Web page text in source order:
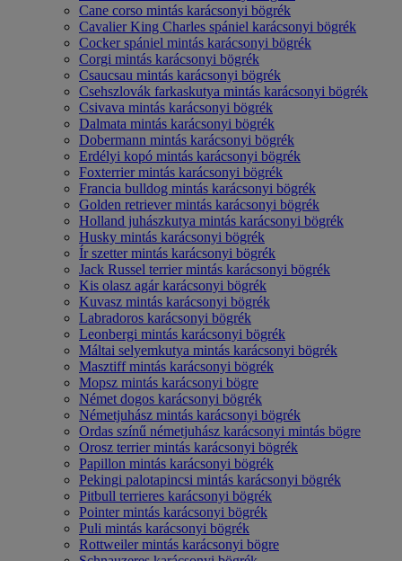
Cane corso mintás karácsonyi bögrék
Cavalier King Charles spániel karácsonyi bögrék
Cocker spániel mintás karácsonyi bögrék
Corgi mintás karácsonyi bögrék
Csaucsau mintás karácsonyi bögrék
Csehszlovák farkaskutya mintás karácsonyi bögrék
Csivava mintás karácsonyi bögrék
Dalmata mintás karácsonyi bögrék
Dobermann mintás karácsonyi bögrék
Erdélyi kopó mintás karácsonyi bögrék
Foxterrier mintás karácsonyi bögrék
Francia bulldog mintás karácsonyi bögrék
Golden retriever mintás karácsonyi bögrék
Holland juhászkutya mintás karácsonyi bögrék
Husky mintás karácsonyi bögrék
Ír szetter mintás karácsonyi bögrék
Jack Russel terrier mintás karácsonyi bögrék
Kis olasz agár karácsonyi bögrék
Kuvasz mintás karácsonyi bögrék
Labradoros karácsonyi bögrék
Leonbergi mintás karácsonyi bögrék
Máltai selyemkutya mintás karácsonyi bögrék
Masztiff mintás karácsonyi bögrék
Mopsz mintás karácsonyi bögre
Német dogos karácsonyi bögrék
Németjuhász mintás karácsonyi bögrék
Ordas színű németjuhász karácsonyi mintás bögre
Orosz terrier mintás karácsonyi bögrék
Papillon mintás karácsonyi bögrék
Pekingi palotapincsi mintás karácsonyi bögrék
Pitbull terrieres karácsonyi bögrék
Pointer mintás karácsonyi bögrék
Puli mintás karácsonyi bögrék
Rottweiler mintás karácsonyi bögre